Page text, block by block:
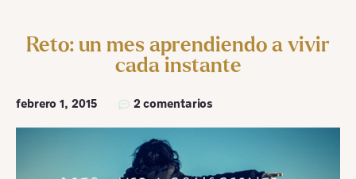
Reto: un mes aprendiendo a vivir
cada instante
febrero 1, 2015 2 comentarios